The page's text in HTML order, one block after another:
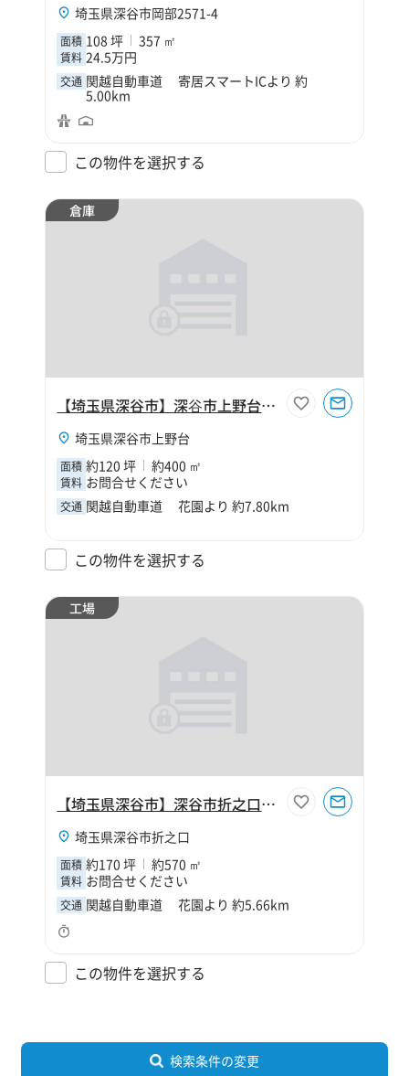
埼玉県深谷市岡部2571-4
面積 108 坪 357 ㎡
賃料 24.5万円
交通 関越自動車道 寄居スマートICより 約
5.00km
この物件を選択する
倉庫
【埼玉県深谷市】深⾕市上野台120坪倉庫
埼玉県深谷市上野台
面積 約120 坪 約400 ㎡
賃料 お問合せください
交通 関越自動車道 花園より 約7.80km
この物件を選択する
工場
【埼玉県深谷市】深谷市折之口170坪工場
埼玉県深谷市折之口
面積 約170 坪 約570 ㎡
賃料 お問合せください
交通 関越自動車道 花園より 約5.66km
この物件を選択する
検索条件の変更